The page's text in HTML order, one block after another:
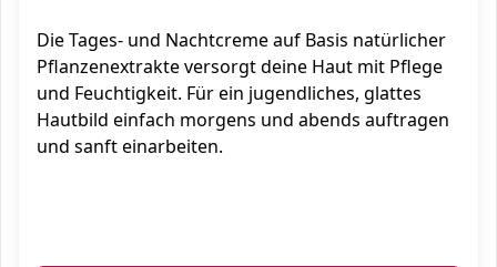
Die Tages- und Nachtcreme auf Basis natürlicher
Pflanzenextrakte versorgt deine Haut mit Pflege
und Feuchtigkeit. Für ein jugendliches, glattes
Hautbild einfach morgens und abends auftragen
und sanft einarbeiten.